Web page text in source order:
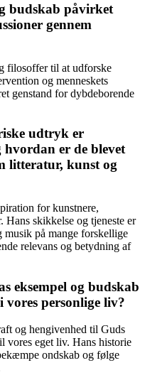
budskab påvirket
gennem
filosoffer til at udforske
og menneskets
genstand for dybdeborende
udtryk er
er de blevet
litteratur, kunst og
for kunstnere,
Hans skikkelse og tjeneste er
på mange forskellige
relevans og betydning af
eksempel og budskab
vores personlige liv?
og hengivenhed til Guds
vores eget liv. Hans historie
ondskab og følge